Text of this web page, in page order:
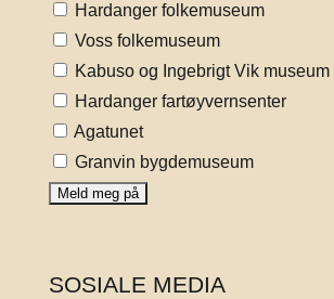
Hardanger folkemuseum
Voss folkemuseum
Kabuso og Ingebrigt Vik museum
Hardanger fartøyvernsenter
Agatunet
Granvin bygdemuseum
SOSIALE MEDIA